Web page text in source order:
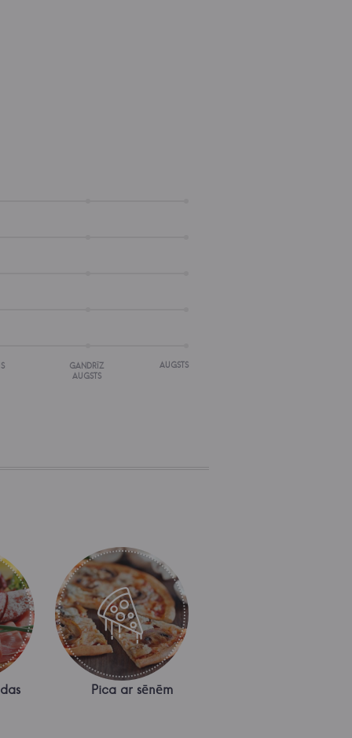
GANDRĪZ
AUGSTS
AUGSTS
Pica ar sēnēm